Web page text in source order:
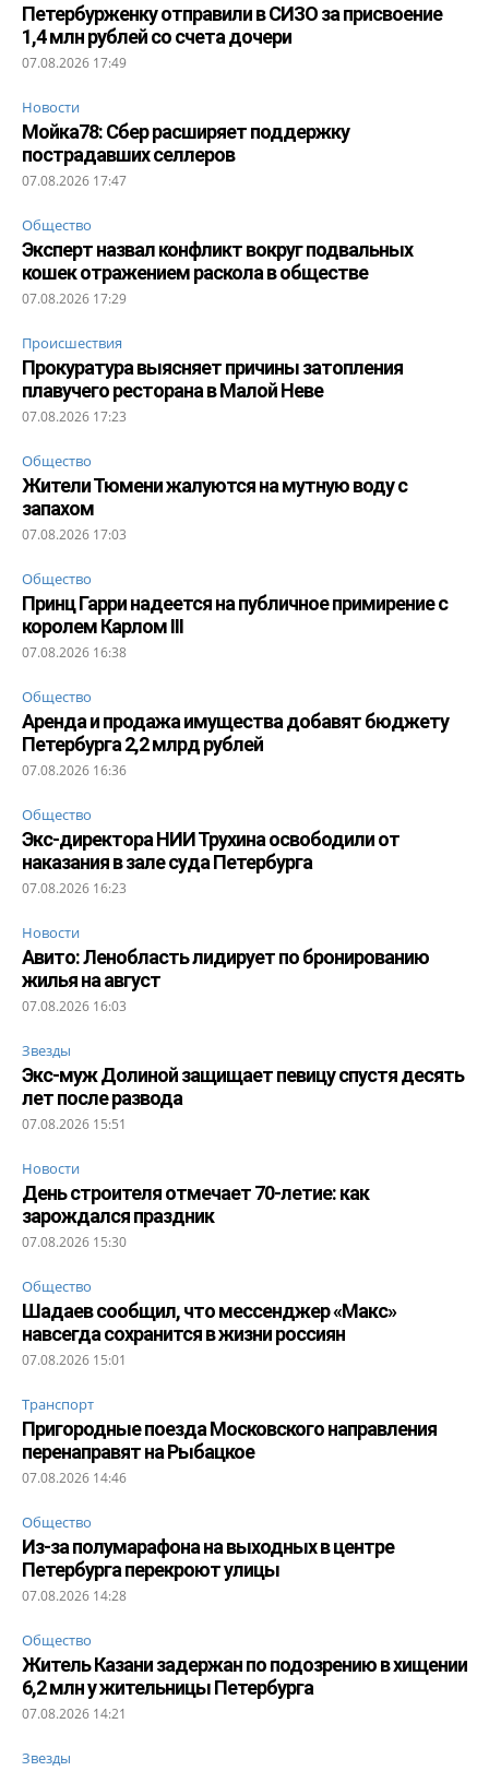
Петербурженку отправили в СИЗО за присвоение
1,4 млн рублей со счета дочери
07.08.2026 17:49
Новости
Мойка78: Сбер расширяет поддержку
пострадавших селлеров
07.08.2026 17:47
Общество
Эксперт назвал конфликт вокруг подвальных
кошек отражением раскола в обществе
07.08.2026 17:29
Происшествия
Прокуратура выясняет причины затопления
плавучего ресторана в Малой Неве
07.08.2026 17:23
Общество
Жители Тюмени жалуются на мутную воду с
запахом
07.08.2026 17:03
Общество
Принц Гарри надеется на публичное примирение с
королем Карлом III
07.08.2026 16:38
Общество
Аренда и продажа имущества добавят бюджету
Петербурга 2,2 млрд рублей
07.08.2026 16:36
Общество
Экс-директора НИИ Трухина освободили от
наказания в зале суда Петербурга
07.08.2026 16:23
Новости
Авито: Ленобласть лидирует по бронированию
жилья на август
07.08.2026 16:03
Звезды
Экс-муж Долиной защищает певицу спустя десять
лет после развода
07.08.2026 15:51
Новости
День строителя отмечает 70-летие: как
зарождался праздник
07.08.2026 15:30
Общество
Шадаев сообщил, что мессенджер «Макс»
навсегда сохранится в жизни россиян
07.08.2026 15:01
Транспорт
Пригородные поезда Московского направления
перенаправят на Рыбацкое
07.08.2026 14:46
Общество
Из-за полумарафона на выходных в центре
Петербурга перекроют улицы
07.08.2026 14:28
Общество
Житель Казани задержан по подозрению в хищении
6,2 млн у жительницы Петербурга
07.08.2026 14:21
Звезды